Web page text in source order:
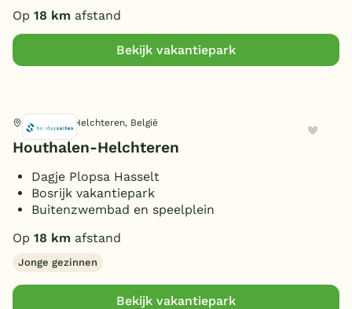
Op 18 km afstand
Bekijk vakantiepark
Houthalen-Helchteren, België
Houthalen-Helchteren
Dagje Plopsa Hasselt
Bosrijk vakantiepark
Buitenzwembad en speelplein
Op 18 km afstand
Jonge gezinnen
Bekijk vakantiepark